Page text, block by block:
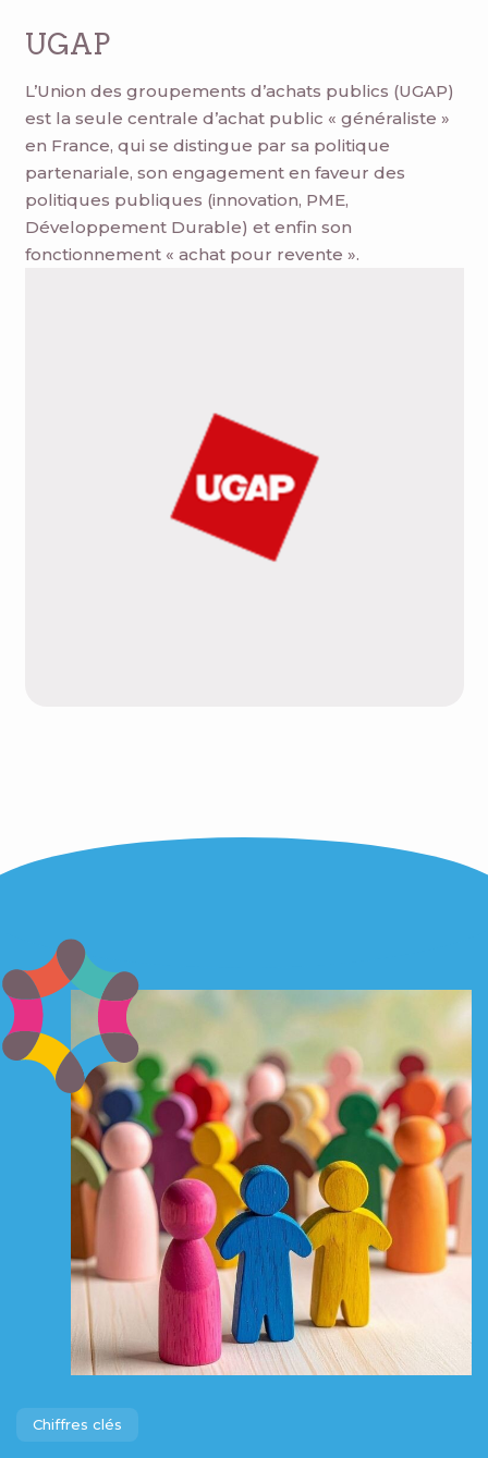
UGAP
L’Union des groupements d’achats publics (UGAP)
est la seule centrale d’achat public « généraliste »
en France, qui se distingue par sa politique
partenariale, son engagement en faveur des
politiques publiques (innovation, PME,
Développement Durable) et enfin son
fonctionnement « achat pour revente ».
Chiffres clés